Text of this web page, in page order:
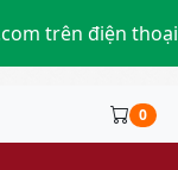
trên điện thoại
0